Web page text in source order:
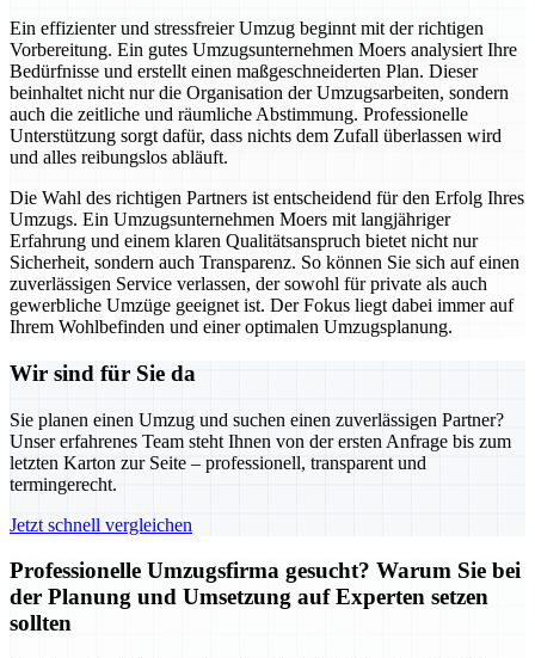
Ein effizienter und stressfreier Umzug beginnt mit der richtigen
Vorbereitung. Ein gutes Umzugsunternehmen Moers analysiert Ihre
Bedürfnisse und erstellt einen maßgeschneiderten Plan. Dieser
beinhaltet nicht nur die Organisation der Umzugsarbeiten, sondern
auch die zeitliche und räumliche Abstimmung. Professionelle
Unterstützung sorgt dafür, dass nichts dem Zufall überlassen wird
und alles reibungslos abläuft.
Die Wahl des richtigen Partners ist entscheidend für den Erfolg Ihres
Umzugs. Ein Umzugsunternehmen Moers mit langjähriger
Erfahrung und einem klaren Qualitätsanspruch bietet nicht nur
Sicherheit, sondern auch Transparenz. So können Sie sich auf einen
zuverlässigen Service verlassen, der sowohl für private als auch
gewerbliche Umzüge geeignet ist. Der Fokus liegt dabei immer auf
Ihrem Wohlbefinden und einer optimalen Umzugsplanung.
Wir sind für Sie da
Sie planen einen Umzug und suchen einen zuverlässigen Partner?
Unser erfahrenes Team steht Ihnen von der ersten Anfrage bis zum
letzten Karton zur Seite – professionell, transparent und
termingerecht.
Jetzt schnell vergleichen
Professionelle Umzugsfirma gesucht? Warum Sie bei
der Planung und Umsetzung auf Experten setzen
sollten